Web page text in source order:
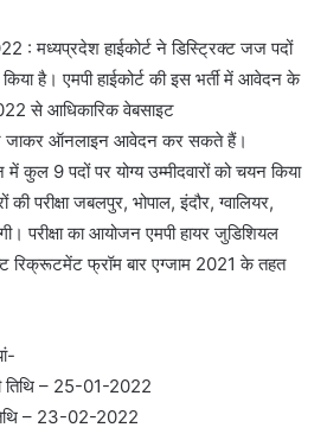
मध्यप्रदेश हाईकोर्ट ने डिस्ट्रिक्ट जज पदों
है। एमपी हाईकोर्ट की इस भर्ती में आवेदन के
से आधिकारिक वेबसाइट
ऑनलाइन आवेदन कर सकते हैं।
कुल 9 पदों पर योग्य उम्मीदवारों को चयन किया
की परीक्षा जबलपुर, भोपाल, इंदौर, ग्वालियर,
परीक्षा का आयोजन एमपी हायर जुडिशियल
रिक्रूटमेंट फ्रॉम बार एग्जाम 2021 के तहत
– 25-01-2022
– 23-02-2022